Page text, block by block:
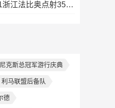
近三轮首胜！国安2-1浙江法比奥点射35岁张稀哲制胜王钰栋送助攻
尼克斯总冠军游行庆典
利马联盟后备队
德